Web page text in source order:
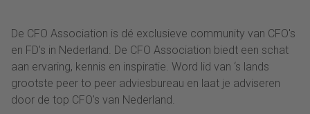
De CFO Association is dé exclusieve community van CFO's
en FD's in Nederland. De CFO Association biedt een schat
aan ervaring, kennis en inspiratie. Word lid van ‘s lands
grootste peer to peer adviesbureau en laat je adviseren
door de top CFO's van Nederland.